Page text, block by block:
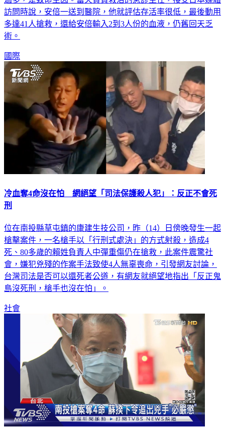
訪問時說，安倍一送到醫院，他就評估存活率很低，最後動用
多達41人搶救，還給安倍輸入2到3人份的血液，仍舊回天乏
術。
國際
冷血奪4命沒在怕 網絕望「司法保護殺人犯」：反正不會死
刑
位在南投縣草屯鎮的康建生技公司，昨（14）日傍晚發生一起
槍擊案件，一名槍手以「行刑式處決」的方式射殺，造成4
死、80多歲的賴姓負責人中彈重傷仍在搶救，此案件震驚社
會，嫌犯兇殘的作案手法致使4人無辜喪命，引發網友討論，
台灣司法是否可以還死者公道，有網友就絕望地指出「反正鬼
島沒死刑，槍手也沒在怕」。
社會